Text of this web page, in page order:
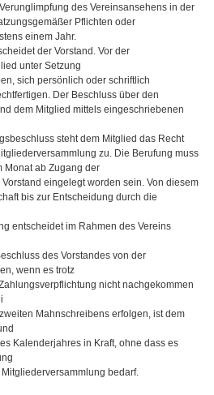
des Vereinsansehens in der
Pflichten oder
einem Jahr.
der Vorstand. Vor der
unter Setzung
sich persönlich oder schriftlich
Der Beschluss über den
dem Mitglied mittels eingeschriebenen
steht dem Mitglied das Recht
zu. Die Berufung muss
Monat ab Zugang der
eingelegt worden sein. Von diesem
bis zur Entscheidung durch die
entscheidet im Rahmen des Vereins
des Vorstandes von der
wenn es trotz
nicht nachgekommen
Mahnschreibens erfolgen, ist dem
Kalenderjahres in Kraft, ohne dass es
bedarf.